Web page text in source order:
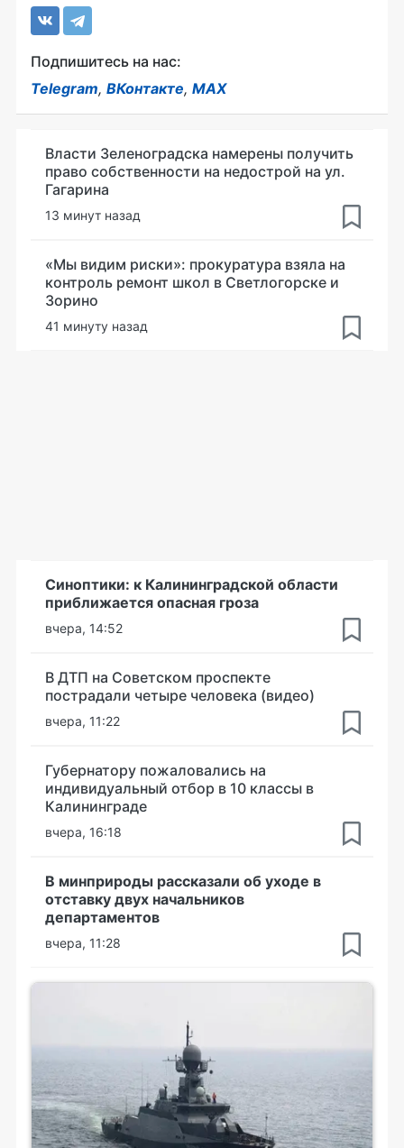
Подпишитесь на нас:
Telegram, ВКонтакте, MAX
Власти Зеленоградска намерены получить
право собственности на недострой на ул.
Гагарина
13 минут назад
«Мы видим риски»: прокуратура взяла на
контроль ремонт школ в Светлогорске и
Зорино
41 минуту назад
Синоптики: к Калининградской области
приближается опасная гроза
вчера, 14:52
В ДТП на Советском проспекте
пострадали четыре человека (видео)
вчера, 11:22
Губернатору пожаловались на
индивидуальный отбор в 10 классы в
Калининграде
вчера, 16:18
В минприроды рассказали об уходе в
отставку двух начальников
департаментов
вчера, 11:28